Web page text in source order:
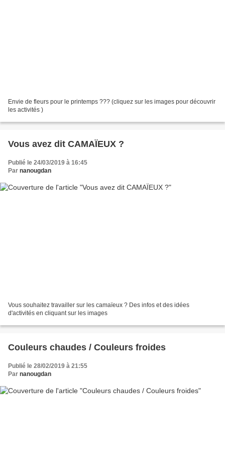
Envie de fleurs pour le printemps ??? (cliquez sur les images pour découvrir
les activités )
Vous avez dit CAMAÏEUX ?
Publié le 24/03/2019 à 16:45
Par nanougdan
Vous souhaitez travailler sur les camaïeux ? Des infos et des idées
d'activités en cliquant sur les images
Couleurs chaudes / Couleurs froides
Publié le 28/02/2019 à 21:55
Par nanougdan